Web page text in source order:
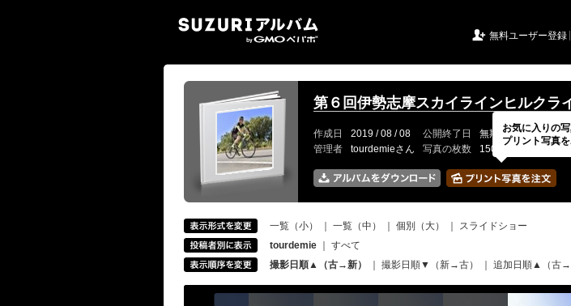
 無料ユーザー登録
第６回伊勢志摩スカイラインヒルクラ
作成日 2019 / 08 / 08 公開終了日 無期限 イベン
管理者
tourdemieさん 写真の枚数 150 / 150枚
一覧（小） 一覧（中） 個別（大）
スライドショー
tourdemie
すべて
撮影日順▲（古→新）
撮影日順▼（新→古） 追加日順▲（古→
お気に入りの
プリント写真